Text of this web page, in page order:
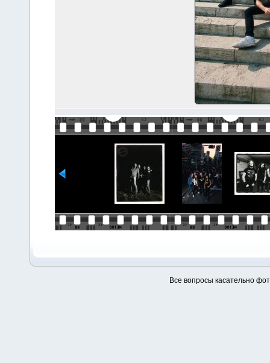
Все вопросы касательно